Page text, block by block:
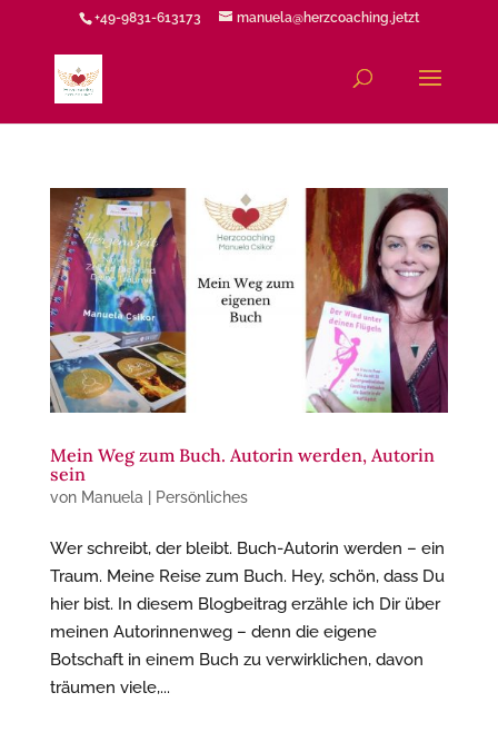
+49-9831-613173 manuela@herzcoaching.jetzt
Mein Weg zum Buch. Autorin werden, Autorin
sein
von Manuela | Persönliches
Wer schreibt, der bleibt. Buch-Autorin werden – ein
Traum. Meine Reise zum Buch. Hey, schön, dass Du
hier bist. In diesem Blogbeitrag erzähle ich Dir über
meinen Autorinnenweg – denn die eigene
Botschaft in einem Buch zu verwirklichen, davon
träumen viele,...